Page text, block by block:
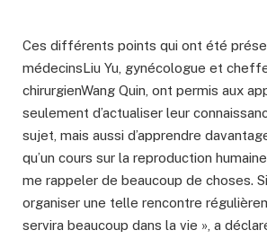
Ces différents points qui ont été
médecinsLiu Yu, gynécologue et
chirurgienWang Quin, ont permis aux
seulement d’actualiser leur
sujet, mais aussi d’apprendre
qu’un cours sur la reproduction
me rappeler de beaucoup de choses.
organiser une telle rencontre
servira beaucoup dans la vie », a